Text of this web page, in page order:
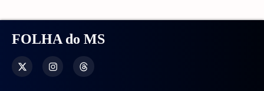
FOLHA do MS